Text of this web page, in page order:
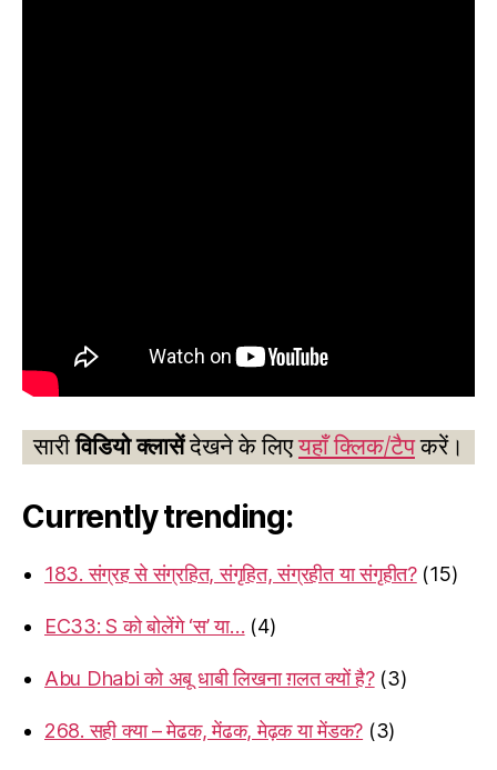
सारीविडियो क्लासेंदेखने के लिएयहाँ क्लिक/टैपकरें।
Currently trending:
183. संग्रह से संग्रहित, संगृहित, संग्रहीत या संगृहीत? (15)
EC33: S को बोलेंगे ‘स’ या… (4)
Abu Dhabi को अबू धाबी लिखना ग़लत क्यों है? (3)
268. सही क्या – मेढक, मेंढक, मेढ़क या मेंडक? (3)